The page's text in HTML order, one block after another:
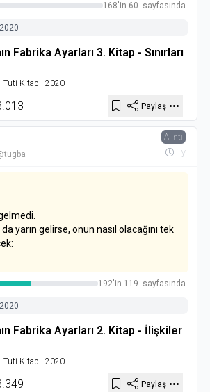
168'in 60. sayfasında
Fabrika Ayarları 3. Kitap - Sınırları
- Tuti Kitap - 2020
Paylaş
Alıntı
1y
yarın gelirse, onun nasıl olacağını tek
192'in 119. sayfasında
Fabrika Ayarları 2. Kitap - İlişkiler
- Tuti Kitap - 2020
Paylaş